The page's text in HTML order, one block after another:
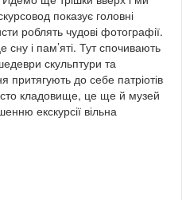
показує головні
роблять чудові фотографії.
сну і пам’яті. Тут спочивають
скульптури та
притягують до себе патріотів
кладовище, це ще й музей
екскурсії вільна